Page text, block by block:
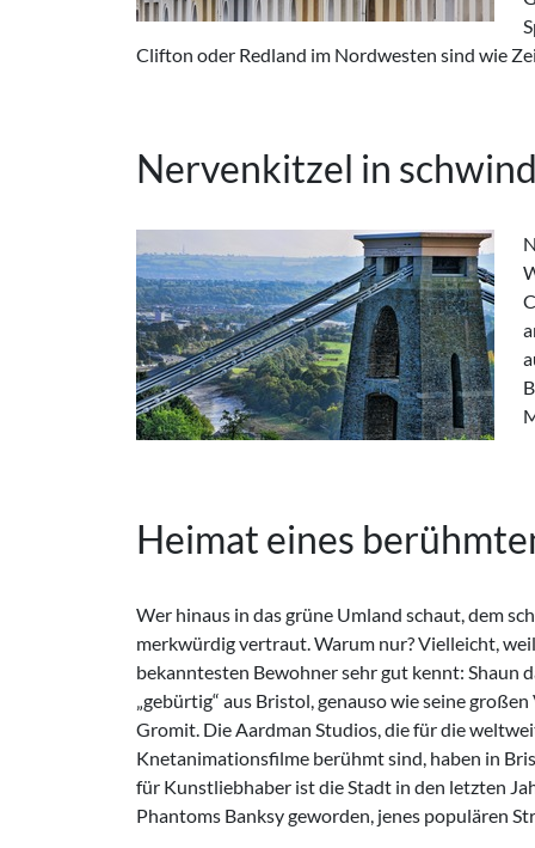
Clifton oder Redland im Nordwesten sind wie
Nervenkitzel in
Heimat eines
Wer hinaus in das grüne Umland schaut, dem
merkwürdig vertraut. Warum nur? Vielleicht,
bekanntesten Bewohner sehr gut kennt: Shaun
„gebürtig“ aus Bristol, genauso wie seine
Gromit. Die Aardman Studios, die für die
Knetanimationsfilme berühmt sind, haben in
für Kunstliebhaber ist die Stadt in den letzten
Phantoms Banksy geworden, jenes populären
wahre Identität nach wie vor unbekannt ist. So viel
stammt aus Bristol, viele seiner frühen Arbeiten sind
präsent. In der Innenstadt haben mittlerweile
gesprayte Spuren hinterlassen – eine gigantische
Nicht zuletzt gilt Bristol als die Geburtsstadt des
wichtigsten Bands dieses Musikstils, Massive